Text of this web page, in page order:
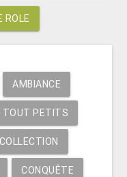
ROLE
AMBIANCE
TOUT PETITS
COLLECTION
CONQUÊTE